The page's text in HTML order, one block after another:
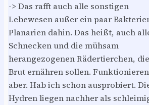
-> Das rafft auch alle sonstigen
Lebewesen außer ein paar
Planarien dahin. Das heißt, auch
Schnecken und die mühsam
herangezogenen Rädertierchen,
Brut ernähren sollen.
aber. Hab ich schon ausprobiert.
Hydren liegen nachher als